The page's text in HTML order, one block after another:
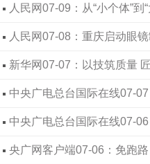
新就业群体
体“急难愁盼”
人民网07-09：从“小个体”到
商户的“成长密码”
人民网07-08：重庆启动眼
监管专项行动
新华网07-07：以技筑质量
匠”杯质量建设技术技能竞赛
中央广电总台国际在线07-07
市质量建设技术技能竞赛质量
中央广电总台国际在线07-06
共筑公平竞争“防火墙”
央广网客户端07-06：免跑